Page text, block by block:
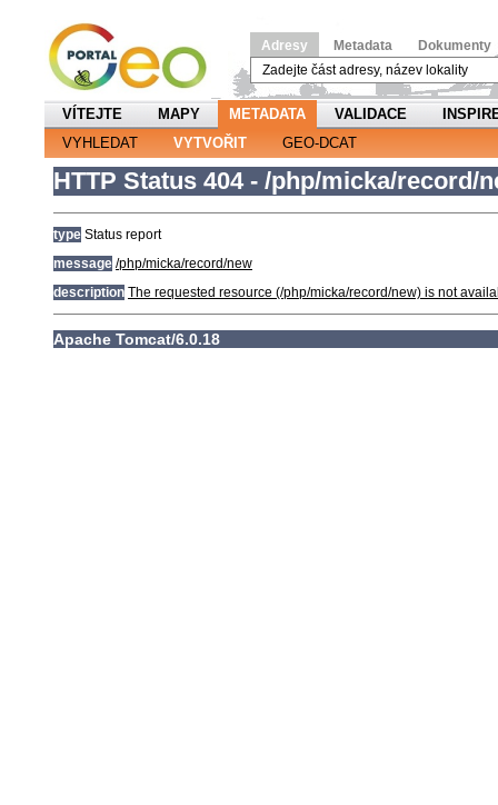
Adresy Metadata Dokumenty
VÍTEJTE MAPY METADATA VALIDACE
VYHLEDAT
VYTVOŘIT GEO-DCAT